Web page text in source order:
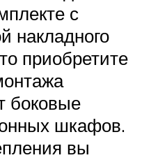
с
накладного
приобретите
боковые
шкафов.
вы